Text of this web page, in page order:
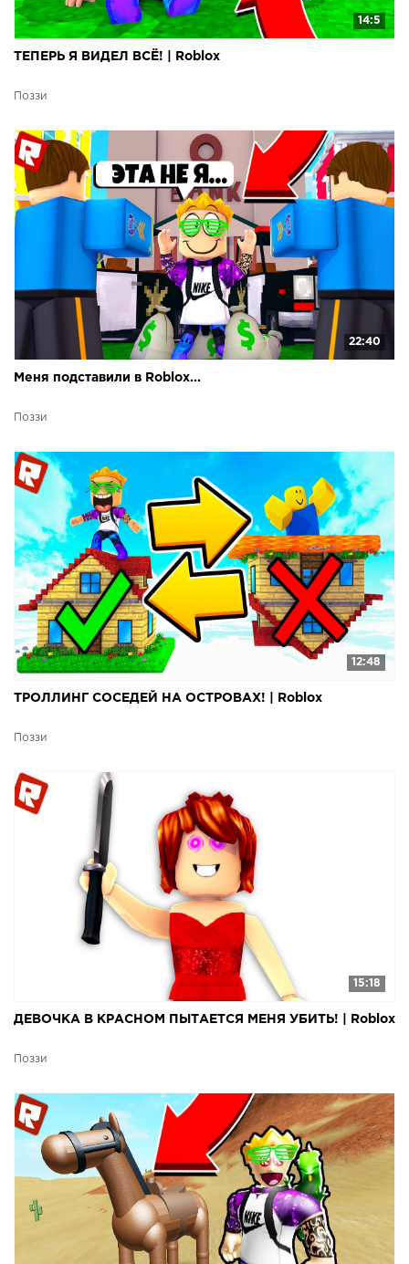
14:5
ТЕПЕРЬ Я ВИДЕЛ ВСЁ! | Roblox
Поззи
22:40
Меня подставили в Roblox...
Поззи
12:48
ТРОЛЛИНГ СОСЕДЕЙ НА ОСТРОВАХ! | Roblox
Поззи
15:18
ДЕВОЧКА В КРАСНОМ ПЫТАЕТСЯ МЕНЯ УБИТЬ! | Roblox
Поззи